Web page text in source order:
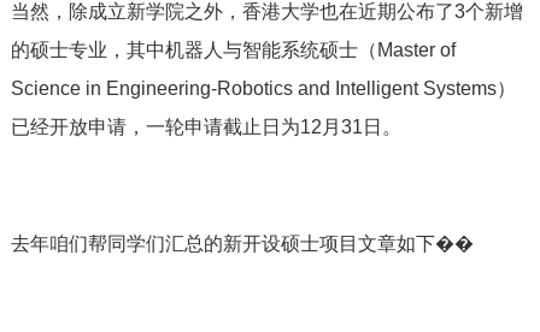
当然，除成立新学院之外，香港大学也在近期公布了3个新增
的硕士专业，其中机器人与智能系统硕士（Master of
Science in Engineering-Robotics and Intelligent Systems）
已经开放申请，一轮申请截止日为12月31日。
去年咱们帮同学们汇总的新开设硕士项目文章如下��